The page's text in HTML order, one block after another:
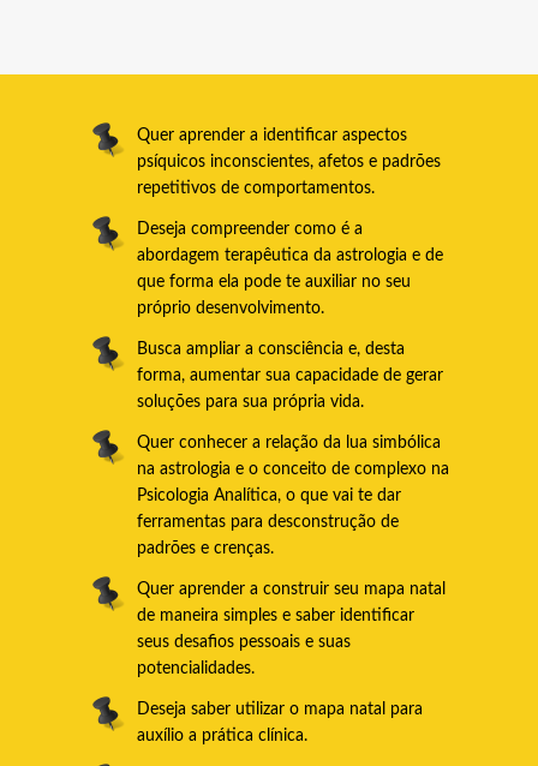
Quer aprender a identificar aspectos
psíquicos inconscientes, afetos e padrões
repetitivos de comportamentos.
Deseja compreender como é a
abordagem terapêutica da astrologia e de
que forma ela pode te auxiliar no seu
próprio desenvolvimento.
Busca ampliar a consciência e, desta
forma, aumentar sua capacidade de gerar
soluções para sua própria vida.
Quer conhecer a relação da lua simbólica
na astrologia e o conceito de complexo na
Psicologia Analítica, o que vai te dar
ferramentas para desconstrução de
padrões e crenças.
Quer aprender a construir seu mapa natal
de maneira simples e saber identificar
seus desafios pessoais e suas
potencialidades.
Deseja saber utilizar o mapa natal para
auxílio a prática clínica.